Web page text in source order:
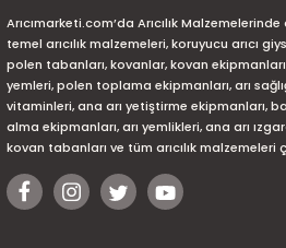
Arıcımarketi.com’da Arıcılık Malzemelerinde
temel arıcılık malzemeleri, koruyucu arıcı
polen tabanları, kovanlar, kovan ekipmanları,
yemleri, polen toplama ekipmanları, arı
vitaminleri, ana arı yetiştirme ekipmanları,
alma ekipmanları, arı yemlikleri, ana arı
kovan tabanları ve tüm arıcılık